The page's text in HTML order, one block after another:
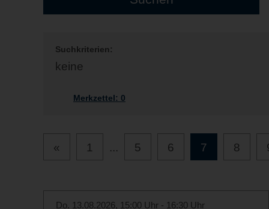
Suchkriterien:
keine
Merkzettel: 0
« 1 ... 5 6 7 8
Do. 13.08.2026, 15:00 Uhr - 16:30 Uhr